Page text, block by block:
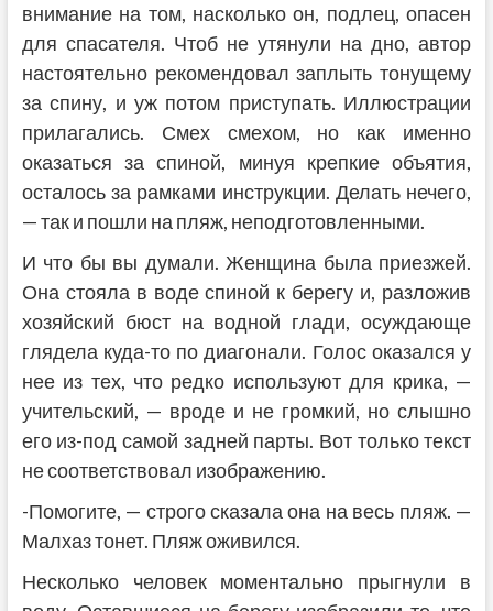
внимание на том, насколько он, подлец, опасен
для спасателя. Чтоб не утянули на дно, автор
настоятельно рекомендовал заплыть тонущему
за спину, и уж потом приступать. Иллюстрации
прилагались. Смех смехом, но как именно
оказаться за спиной, минуя крепкие объятия,
осталось за рамками инструкции. Делать нечего,
— так и пошли на пляж, неподготовленными.
И что бы вы думали. Женщина была приезжей.
Она стояла в воде спиной к берегу и, разложив
хозяйский бюст на водной глади, осуждающе
глядела куда-то по диагонали. Голос оказался у
нее из тех, что редко используют для крика, —
учительский, — вроде и не громкий, но слышно
его из-под самой задней парты. Вот только текст
не соответствовал изображению.
-Помогите, — строго сказала она на весь пляж. —
Малхаз тонет. Пляж оживился.
Несколько человек моментально прыгнули в